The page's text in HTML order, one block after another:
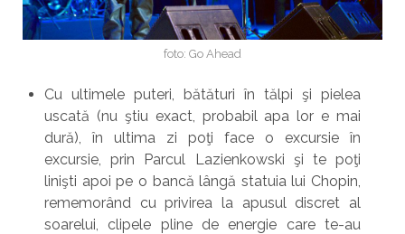
foto: Go Ahead
Cu ultimele puteri, bătături în tălpi şi pielea
uscată (nu ştiu exact, probabil apa lor e mai
dură), în ultima zi poţi face o excursie în
excursie, prin Parcul Lazienkowski şi te poţi
linişti apoi pe o bancă lângă statuia lui Chopin,
rememorând cu privirea la apusul discret al
soarelui, clipele pline de energie care te-au